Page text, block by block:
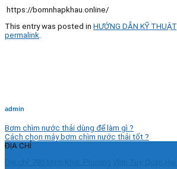
https://bomnhapkhau.online/
This entry was posted in HƯỚNG DẪN KỸ THUẬT
permalink
admin
Bơm chìm nước thải dùng để làm gì ?
Cách chọn máy bơm chìm nước thải tốt ?
ĐỊA CHỈ